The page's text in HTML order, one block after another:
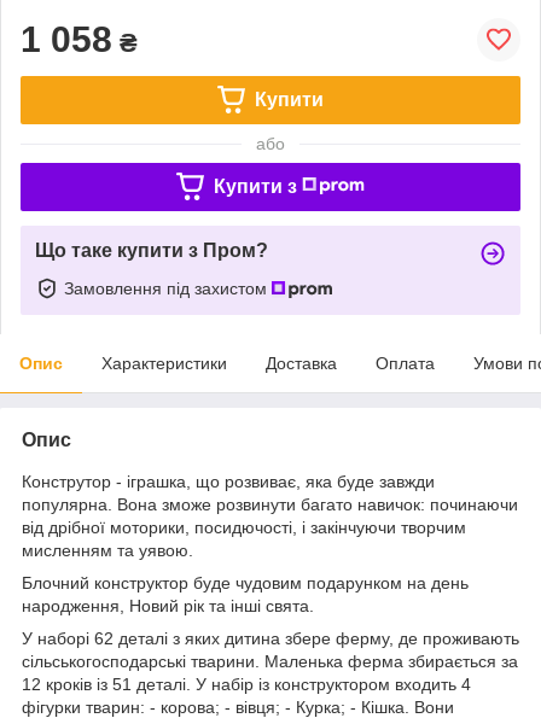
1 058 ₴
Купити
або
Купити з
Що таке купити з Пром?
Замовлення під захистом
Опис Характеристики Доставка Оплата Умови
Опис
Конструтор - іграшка, що розвиває, яка буде завжди
популярна. Вона зможе розвинути багато навичок: починаючи
від дрібної моторики, посидючості, і закінчуючи творчим
мисленням та уявою.
Блочний конструктор буде чудовим подарунком на день
народження, Новий рік та інші свята.
У наборі 62 деталі з яких дитина збере ферму, де проживають
сільськогосподарські тварини. Маленька ферма збирається за
12 кроків із 51 деталі. У набір із конструктором входить 4
фігурки тварин: - корова; - вівця; - Курка; - Кішка. Вони